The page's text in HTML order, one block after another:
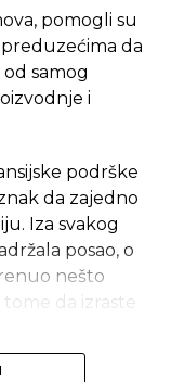
bez
19 biliona $
pomogli su
da
samog
i
podrške
da zajedno
Iza svakog
posao, o
nešto
da izraste
i stvarni ljudi